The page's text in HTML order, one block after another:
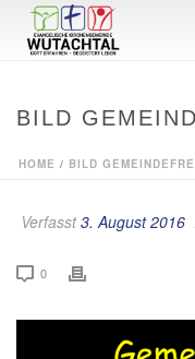
BILD
HOME / BILD
Verfasst3. August 2016
0